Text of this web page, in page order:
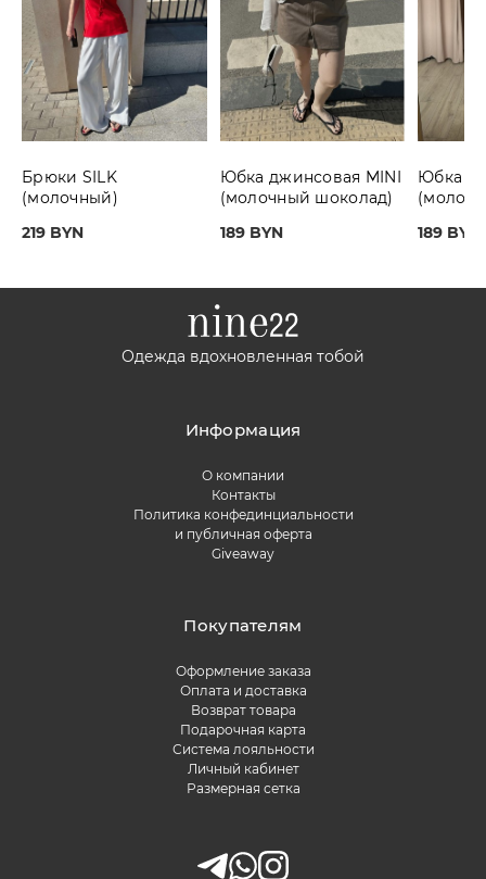
Брюки SILK
(молочный)
219 BYN
Юбка джинсовая MINI
(молочный шоколад)
189 BYN
Юбка
189 BYN
Одежда вдохновленная тобой
Информация
О компании
Контакты
Политика конфединциальности
и публичная оферта
Giveaway
Покупателям
Оформление заказа
Оплата и доставка
Возврат товара
Подарочная карта
Система лояльности
Личный кабинет
Размерная сетка